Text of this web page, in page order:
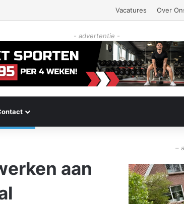
Vacatures Over
- advertentie -
aan
–